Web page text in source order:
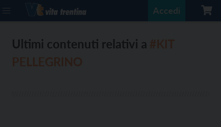
Accedi
Ultimi contenuti relativi a